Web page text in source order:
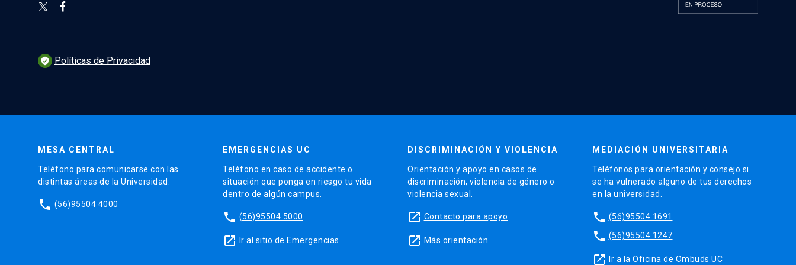
verified_user Políticas de Privacidad
MESA CENTRAL
Teléfono para comunicarse con las
distintas áreas de la Universidad.
phone (56)95504 4000
EMERGENCIAS UC
Teléfono en caso de accidente o
situación que ponga en riesgo tu vida
dentro de algún campus.
phone (56)95504 5000
launch Ir al sitio de Emergencias
DISCRIMINACIÓN Y VIOLENCIA
Orientación y apoyo en casos de
discriminación, violencia de género o
violencia sexual.
launch Contacto para apoyo
launch Más orientación
MEDIACIÓN UNIVERSITARIA
Teléfonos para orientación y consejo si
se ha vulnerado alguno de tus derechos
en la universidad.
phone (56)95504 1691
phone (56)95504 1247
launch Ir a la Oficina de Ombuds UC